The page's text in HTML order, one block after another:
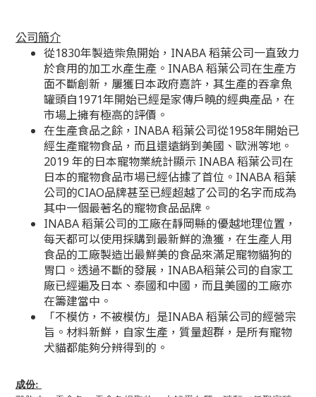
公司簡介
從1830年製造柴魚開始，INABA 稻葉公司一直致力
於食用的加工水產生產。INABA 稻葉公司在生產方
面不斷創新，屢獲日本政府嘉許，其生產的吞拿魚
罐頭自1971年開始已經是家傳戶曉的經典產品，在
市場上擁有極高的評價。
在生產食品之餘，INABA 稻葉公司從1958年開始已
經生產寵物食品，而且還遠銷到美國、歐洲等地。
2019 年的日本寵物業統計顯示 INABA 稻葉公司在
日本的寵物食品市場已經佔據了首位。INABA 稻葉
公司的CIAO品牌甚至已經超越了公司的名字而成為
其中一個最著名的寵物食品品牌。
INABA 稻葉公司的工廠在靜岡縣的優越地理位置，
每天都可以使用採購到最新鮮的漁獲，在生產人用
食品的工廠製造出最鮮美的食品來滿足寵物貓狗的
胃口。 透過不斷的發展，INABA稻葉公司的自家工
廠已經遍及日本、泰國和中國，而且美國的工廠亦
在籌建當中。
「不模仿，不被模仿」是INABA 稻葉公司的經營宗
旨。材料新鮮，自家生產，質量超群，是所有寵物
犬貓都能夠分辨得到的。
成份: